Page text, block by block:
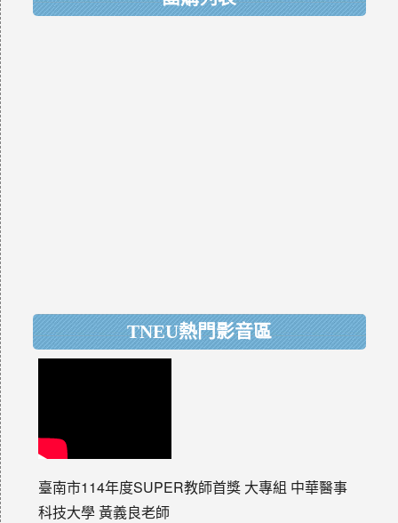
TNEU熱門影音區
臺南市114年度SUPER教師首獎 大專組 中華醫事
科技大學 黃義良老師